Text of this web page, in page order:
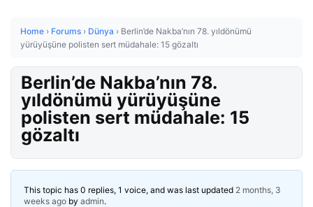
Home › Forums › Dünya › Berlin’de Nakba’nın 78. yıldönümü
yürüyüşüne polisten sert müdahale: 15 gözaltı
Berlin’de Nakba’nın 78.
yıldönümü yürüyüşüne
polisten sert müdahale: 15
gözaltı
This topic has 0 replies, 1 voice, and was last updated 2 months, 3
weeks ago by admin.